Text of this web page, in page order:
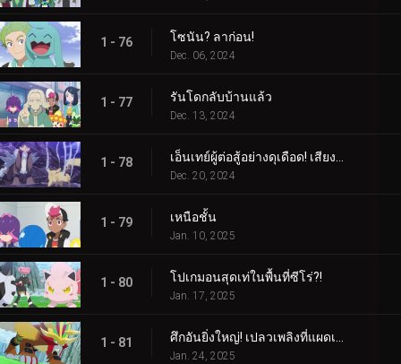
1 - 76 โซนัน? ลาก่อน!
Dec. 06, 2024
1 - 77 รันโดกลับบ้านแล้ว
Dec. 13, 2024
1 - 78
Dec. 20, 2024
1 - 79 เหนือชั้น
Jan. 10, 2025
1 - 80 โปเกมอนสุดเท่ในพื้นที่ซีโร่?!
Jan. 17, 2025
1 - 81
Jan. 24, 2025